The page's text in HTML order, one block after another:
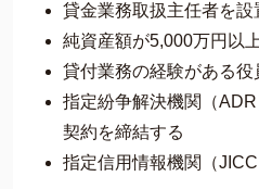
貸金業務取扱主任者を設
純資産額が5,000万円以
貸付業務の経験がある
指定紛争解決機関（
契約を締結する
指定信用情報機関（